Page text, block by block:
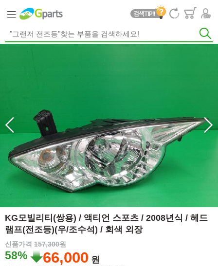
KG모빌리티(쌍용) / 액티언 스포츠 / 2008년식 / 헤드
램프(전조등)(우/조수석) / 회색 외장
신품가격 157,300원
58% 66,000 원